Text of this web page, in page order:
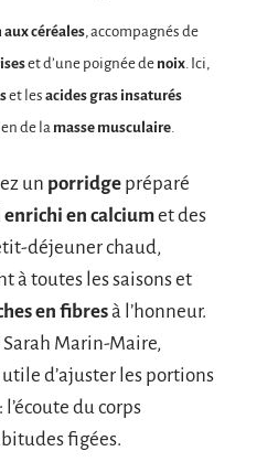
aux céréales, accompagnés de
et d’une poignée de noix . Ici,
et les acides gras insaturés
de la masse musculaire
un porridge préparé
en calciumet des
déjeuner chaud,
à toutes les saisons et
en fibresà l’honneur.
Marin-Maire,
d’ajuster les portions
du corps
figées.